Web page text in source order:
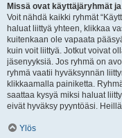
Missä ovat käyttäjäryhmät
Voit nähdä kaikki ryhmät
haluat liittyä yhteen, klikkaa
kuitenkaan ole vapaata
kuin voit liittyä. Jotkut voivat
jäsenyyksiä. Jos ryhmä on
ryhmä vaatii hyväksynnän
klikkaamalla painiketta.
saattaa kysyä miksi haluat
eivät hyväksy pyyntöäsi.
Ylös